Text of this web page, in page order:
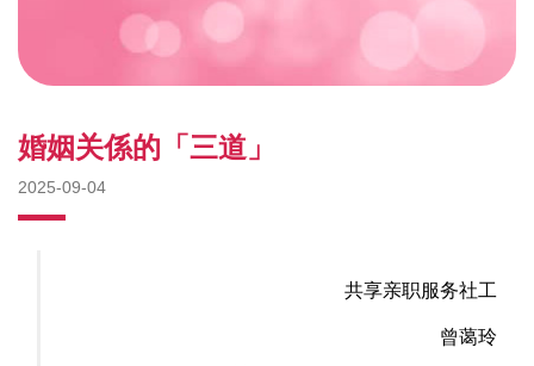
婚姻关係的「三道」
2025-09-04
共享亲职服务社工
曾蔼玲